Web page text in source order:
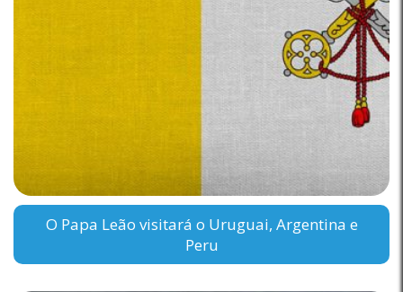
O Papa Leão visitará o Uruguai, Argentina e
Peru